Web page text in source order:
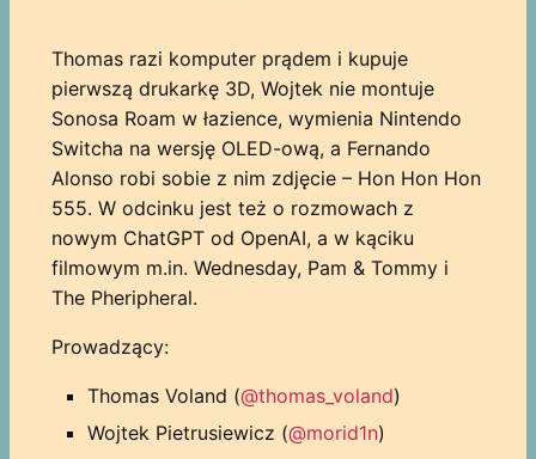
Thomas razi komputer prądem i kupuje
pierwszą drukarkę 3D, Wojtek nie montuje
Sonosa Roam w łazience, wymienia Nintendo
Switcha na wersję OLED-ową, a Fernando
Alonso robi sobie z nim zdjęcie – Hon Hon Hon
555. W odcinku jest też o rozmowach z
nowym ChatGPT od OpenAI, a w kąciku
filmowym m.in. Wednesday, Pam & Tommy i
The Pheripheral.
Prowadzący:
Thomas Voland (@thomas_voland)
Wojtek Pietrusiewicz (@morid1n)